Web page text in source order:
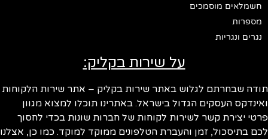
מוסמכים
על שירות בקליק:
לגלוש באתר שירות בקליק – אתר שירות הלקוחות
העסקים הגדול בישראל. באתרינו תוכלו למצוא מגוון
קשר לשירות לקוחות של חברות שונות בכדי לחסוך
זמן והעברת הטלפונים ממוקד למוקד. כמו כן, אצלנו